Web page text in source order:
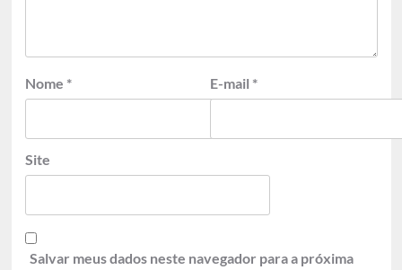
Nome * E-mail *
Site
Salvar meus dados neste navegador para a próxima